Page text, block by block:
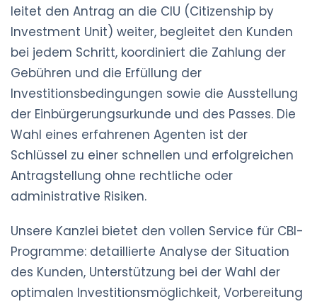
leitet den Antrag an die CIU (Citizenship by
Investment Unit) weiter, begleitet den Kunden
bei jedem Schritt, koordiniert die Zahlung der
Gebühren und die Erfüllung der
Investitionsbedingungen sowie die Ausstellung
der Einbürgerungsurkunde und des Passes. Die
Wahl eines erfahrenen Agenten ist der
Schlüssel zu einer schnellen und erfolgreichen
Antragstellung ohne rechtliche oder
administrative Risiken.
Unsere Kanzlei bietet den vollen Service für CBI-
Programme: detaillierte Analyse der Situation
des Kunden, Unterstützung bei der Wahl der
optimalen Investitionsmöglichkeit, Vorbereitung